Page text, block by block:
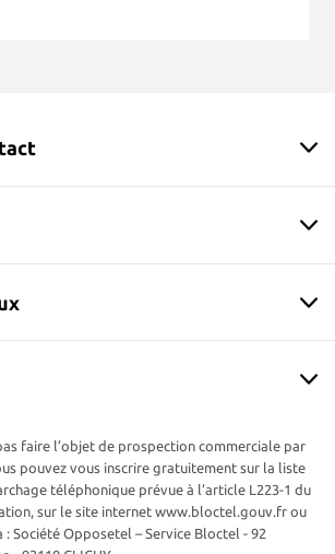
faire l’objet de prospection commerciale par
pouvez vous inscrire gratuitement sur la liste
téléphonique prévue à l’article L223-1 du
sur le site internet www.bloctel.gouv.fr ou
: Société Opposetel – Service Bloctel - 92